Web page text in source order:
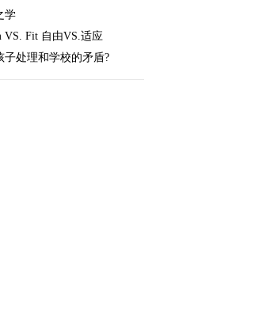
学
VS. Fit 自由VS.适应
子处理和学校的矛盾?